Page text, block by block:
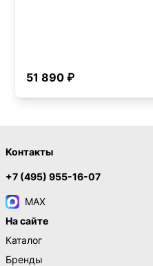
51 890 ₽
Контакты
+7 (495) 955-16-07
MAX
На сайте
Каталог
Бренды